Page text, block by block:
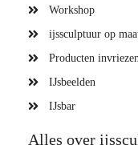
Workshop
ijssculptuur op
Producten
IJsbeelden
IJsbar
Alles over